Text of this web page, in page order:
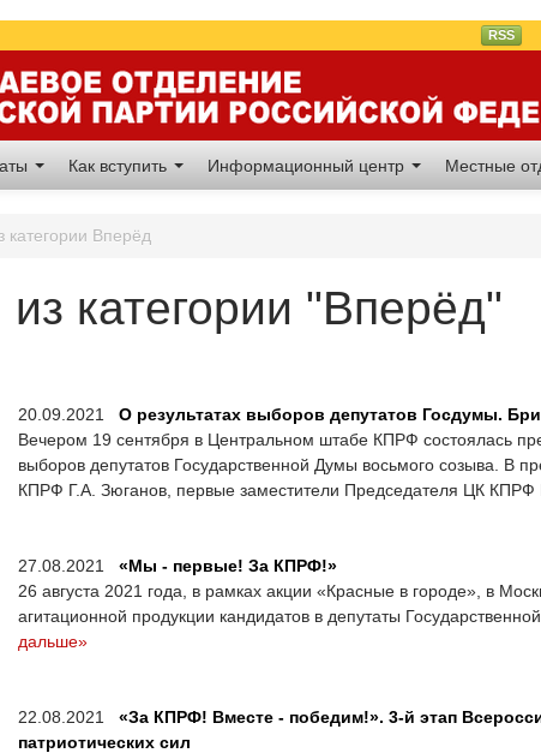
RSS
Как вступить Информационный центр Местные
категории Вперёд
категории "Вперёд"
20.09.2021 О результатах выборов депутатов Госдумы.
Вечером 19 сентября в Центральном штабе КПРФ состоялась
выборов депутатов Государственной Думы восьмого созыва. В
КПРФ Г.А. Зюганов, первые заместители Председателя ЦК КПРФ
27.08.2021 «Мы - первые! За КПРФ!»
26 августа 2021 года, в рамках акции «Красные в городе», в
агитационной продукции кандидатов в депутаты
дальше»
22.08.2021 «За КПРФ! Вместе - победим!». 3-й этап
патриотических сил